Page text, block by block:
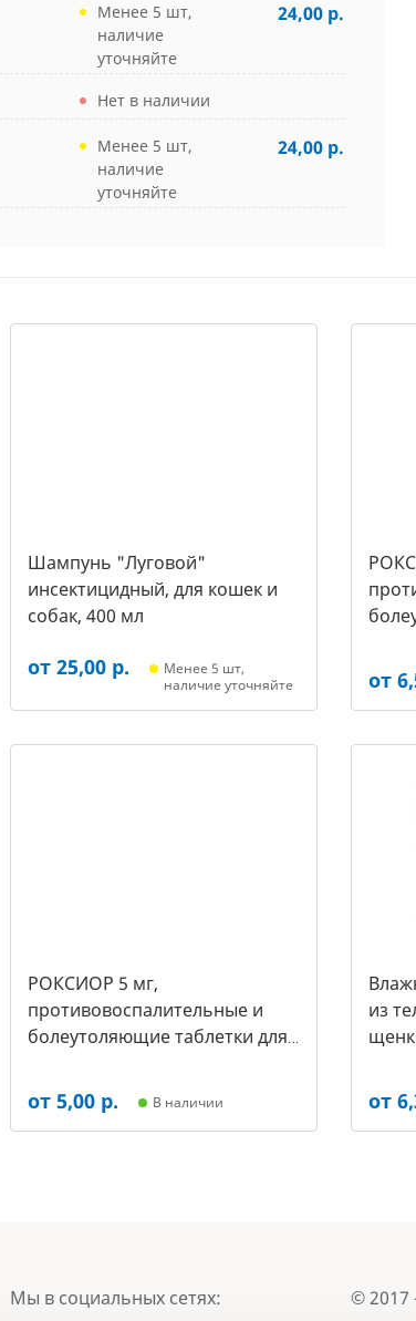
Менее 5 шт,
наличие
уточняйте
24,00 р.
Нет в наличии
Менее 5 шт,
наличие
уточняйте
24,00 р.
Шампунь "Луговой"
инсектицидный, для кошек и
собак, 400 мл
от 25,00 р.
Менее 5 шт,
наличие уточняйте
таб)
от
РОКСИОР 5 мг,
противовоспалительные и
болеутоляющие таблетки для
таб) (арт-5473)
от 5,00 р. В наличии
из
г
от
Мы в социальных сетях: © 2017